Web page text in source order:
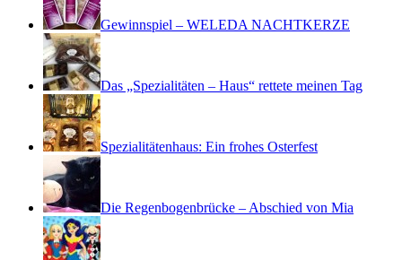
Gewinnspiel – WELEDA NACHTKERZE
Das „Spezialitäten – Haus“ rettete meinen Tag
Spezialitätenhaus: Ein frohes Osterfest
Die Regenbogenbrücke – Abschied von Mia